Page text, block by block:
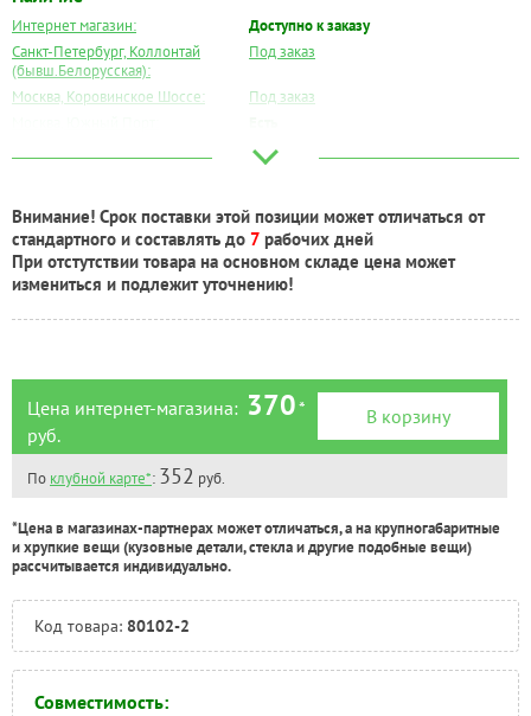
Интернет магазин:
Доступно к заказу
Санкт-Петербург, Коллонтай
(бывш.Белорусская):
Под заказ
Москва, Коровинское Шоссе:
Под заказ
Под заказ
Самара:
Есть
Тверь:
Под заказ
Тюмень:
Есть
Внимание! Срок поставки этой позиции может отличаться от
стандартного и составлять до 7 рабочих дней
При отстутствии товара на основном складе цена может
измениться и подлежит уточнению!
Цена интернет-магазина: 370*
руб.
В корзину
По клубной карте*: 352 руб.
*Цена в магазинах-партнерах может отличаться, а на крупногабаритные
и хрупкие вещи (кузовные детали, стекла и другие подобные вещи)
рассчитывается индивидуально.
Код товара: 80102-2
Совместимость: